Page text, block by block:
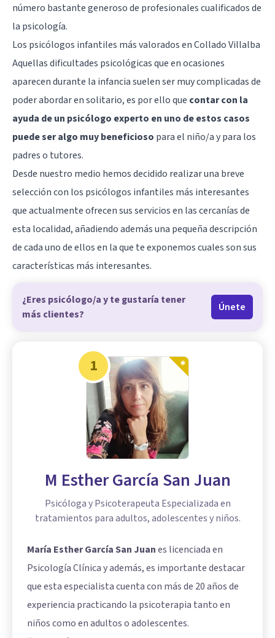
número bastante generoso de profesionales cualificados de
la psicología.
Los psicólogos infantiles más valorados en Collado Villalba
Aquellas dificultades psicológicas que en ocasiones
aparecen durante la infancia suelen ser muy complicadas de
poder abordar en solitario, es por ello que contar con la
ayuda de un psicólogo experto en uno de estos casos
puede ser algo muy beneficioso para el niño/a y para los
padres o tutores.
Desde nuestro medio hemos decidido realizar una breve
selección con los psicólogos infantiles más interesantes
que actualmente ofrecen sus servicios en las cercanías de
esta localidad, añadiendo además una pequeña descripción
de cada uno de ellos en la que te exponemos cuales son sus
características más interesantes.
¿Eres psicólogo/a y te gustaría tener
más clientes?
Únete
1
M Esther García San Juan
Psicóloga y Psicoterapeuta Especializada en
tratamientos para adultos, adolescentes y niños.
María Esther García San Juanes licenciada en
Psicología Clínica y además, es importante destacar
que esta especialista cuenta con más de 20 años de
experiencia practicando la psicoterapia tanto en
niños como en adultos o adolescentes.